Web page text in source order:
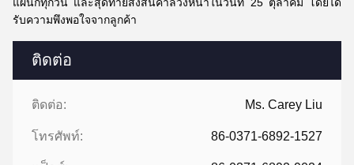
ติดต่อ
ติดต่อ: Ms. Carey Liu
โทรศัพท์: 86-0371-6892-1527
รับความพึงพอใจจากลูกค้า